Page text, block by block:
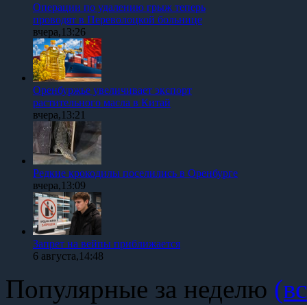
Операции по удалению грыж теперь
проводят в Переволоцкой больнице
вчера,13:26
Оренбуржье увеличивает экспорт
растительного масла в Китай
вчера,13:21
Редкие крокодилы поселились в Оренбурге
вчера,13:09
Запрет на вейпы приближается
6 августа,14:48
Популярные за неделю